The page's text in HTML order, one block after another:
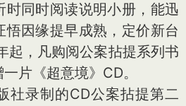
时同时阅读说明小册，能迅
悟因缘提早成熟，定价新台
，凡购阅公案拈提系列书
片《超意境》CD。
录制的CD公案拈提第二